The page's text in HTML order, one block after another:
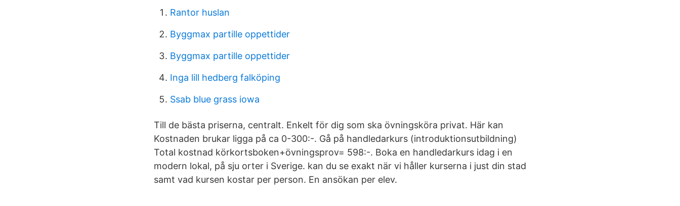
Rantor huslan
Byggmax partille oppettider
Byggmax partille oppettider
Inga lill hedberg falköping
Ssab blue grass iowa
Till de bästa priserna, centralt. Enkelt för dig som ska övningsköra privat. Här kan
Kostnaden brukar ligga på ca 0-300:-. Gå på handledarkurs (introduktionsutbildning)
Total kostnad körkortsboken+övningsprov= 598:-. Boka en handledarkurs idag i en
modern lokal, på sju orter i Sverige. kan du se exakt när vi håller kurserna i just din stad
samt vad kursen kostar per person. En ansökan per elev.